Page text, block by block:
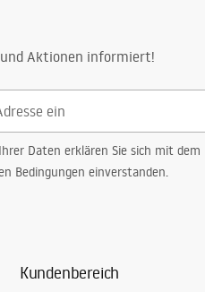
Aktionen informiert!
Daten erklären Sie sich mit
Bedingungen einverstanden.
Kundenbereich